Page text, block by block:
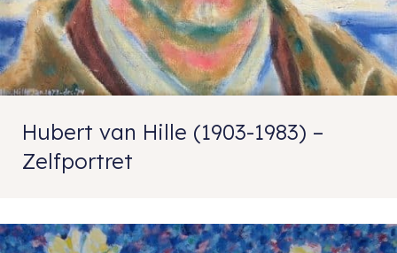
Hubert van Hille (1903-1983) –
Zelfportret